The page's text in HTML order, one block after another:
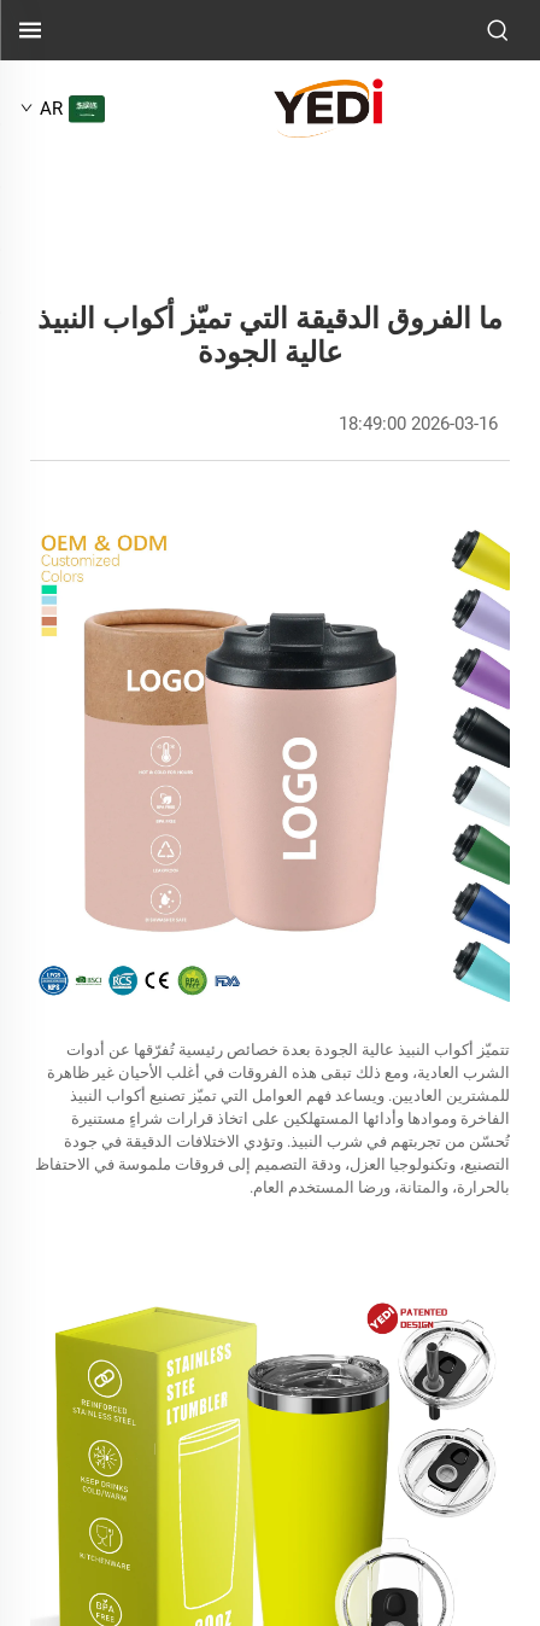
AR
ما الفروق الدقيقة التي تميّز أكواب النبيذ
عالية الجودة
2026-03-16 18:49:00
تتميّز أكواب النبيذ عالية الجودة بعدة خصائص رئيسية تُفرّقها عن أدوات
الشرب العادية، ومع ذلك تبقى هذه الفروقات في أغلب الأحيان غير ظاهرة
للمشترين العاديين. ويساعد فهم العوامل التي تميّز تصنيع أكواب النبيذ
الفاخرة وموادها وأدائها المستهلكين على اتخاذ قرارات شراءٍ مستنيرة
تُحسّن من تجربتهم في شرب النبيذ. وتؤدي الاختلافات الدقيقة في جودة
التصنيع، وتكنولوجيا العزل، ودقة التصميم إلى فروقات ملموسة في الاحتفاظ
بالحرارة، والمتانة، ورضا المستخدم العام.